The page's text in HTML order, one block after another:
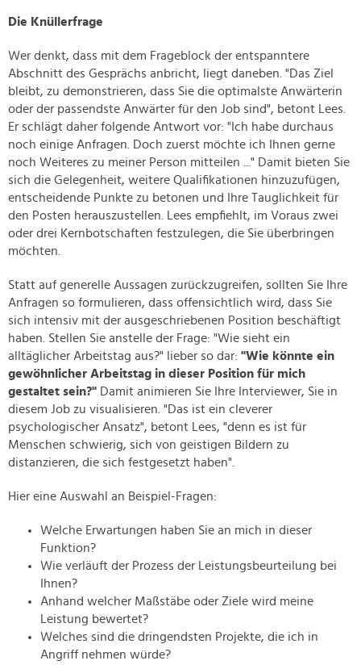
Die Knüllerfrage
Wer denkt, dass mit dem Frageblock der entspanntere
Abschnitt des Gesprächs anbricht, liegt daneben. "Das Ziel
bleibt, zu demonstrieren, dass Sie die optimalste Anwärterin
oder der passendste Anwärter für den Job sind", betont Lees.
Er schlägt daher folgende Antwort vor: "Ich habe durchaus
noch einige Anfragen. Doch zuerst möchte ich Ihnen gerne
noch Weiteres zu meiner Person mitteilen ..." Damit bieten Sie
sich die Gelegenheit, weitere Qualifikationen hinzuzufügen,
entscheidende Punkte zu betonen und Ihre Tauglichkeit für
den Posten herauszustellen. Lees empfiehlt, im Voraus zwei
oder drei Kernbotschaften festzulegen, die Sie überbringen
möchten.
Statt auf generelle Aussagen zurückzugreifen, sollten Sie Ihre
Anfragen so formulieren, dass offensichtlich wird, dass Sie
sich intensiv mit der ausgeschriebenen Position beschäftigt
haben. Stellen Sie anstelle der Frage: "Wie sieht ein
alltäglicher Arbeitstag aus?" lieber so dar: "Wie könnte ein
gewöhnlicher Arbeitstag in dieser Position für mich
gestaltet sein?" Damit animieren Sie Ihre Interviewer, Sie in
diesem Job zu visualisieren. "Das ist ein cleverer
psychologischer Ansatz", betont Lees, "denn es ist für
Menschen schwierig, sich von geistigen Bildern zu
distanzieren, die sich festgesetzt haben".
Hier eine Auswahl an Beispiel-Fragen:
Welche Erwartungen haben Sie an mich in dieser
Funktion?
Wie verläuft der Prozess der Leistungsbeurteilung bei
Ihnen?
Anhand welcher Maßstäbe oder Ziele wird meine
Leistung bewertet?
Welches sind die dringendsten Projekte, die ich in
Angriff nehmen würde?